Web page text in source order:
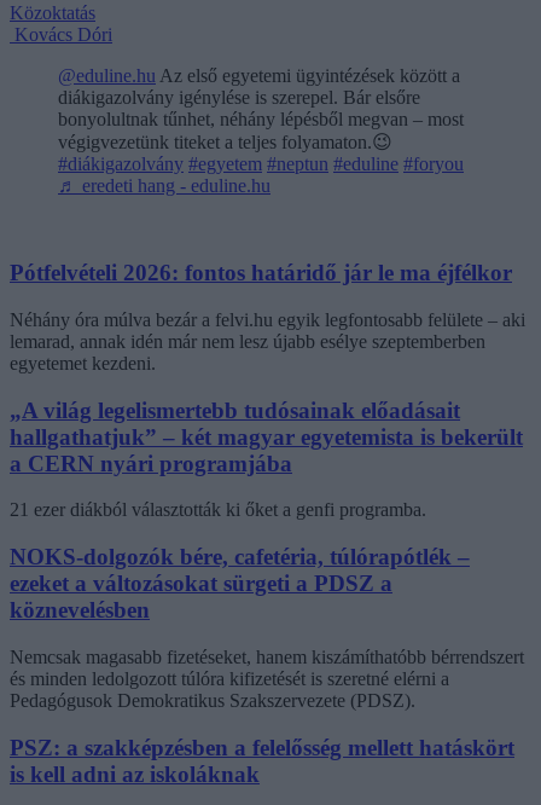
Közoktatás
Kovács Dóri
@eduline.hu Az első egyetemi ügyintézések között a
diákigazolvány igénylése is szerepel. Bár elsőre
bonyolultnak tűnhet, néhány lépésből megvan – most
végigvezetünk titeket a teljes folyamaton.😉
#diákigazolvány #egyetem #neptun #eduline #foryou
♬ eredeti hang - eduline.hu
Pótfelvételi 2026: fontos határidő jár le ma éjfélkor
Néhány óra múlva bezár a felvi.hu egyik legfontosabb felülete – aki
lemarad, annak idén már nem lesz újabb esélye szeptemberben
egyetemet kezdeni.
„A világ legelismertebb tudósainak előadásait
hallgathatjuk” – két magyar egyetemista is bekerült
a CERN nyári programjába
21 ezer diákból választották ki őket a genfi programba.
NOKS-dolgozók bére, cafetéria, túlórapótlék –
ezeket a változásokat sürgeti a PDSZ a
köznevelésben
Nemcsak magasabb fizetéseket, hanem kiszámíthatóbb bérrendszert
és minden ledolgozott túlóra kifizetését is szeretné elérni a
Pedagógusok Demokratikus Szakszervezete (PDSZ).
PSZ: a szakképzésben a felelősség mellett hatáskört
is kell adni az iskoláknak